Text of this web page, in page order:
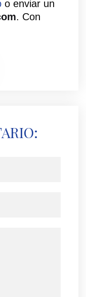
o enviar un
. Con